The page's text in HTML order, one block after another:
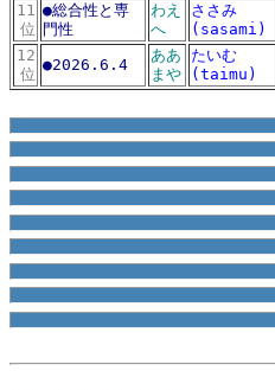
11
位
●総合性と専
門性
わえ
へ
ささみ
(sasami)
12
位
●2026.6.4
ああ
まや
たいむ
(taimu)